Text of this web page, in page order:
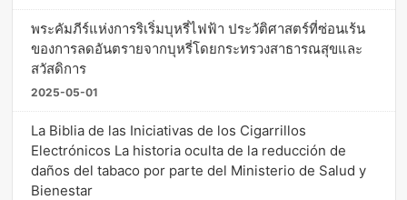
พระคัมภีร์แห่งการริเริ่มบุหรี่ไฟฟ้า ประวัติศาสตร์ที่ซ่อนเร้น
ของการลดอันตรายจากบุหรี่โดยกระทรวงสาธารณสุขและ
สวัสดิการ
2025-05-01
La Biblia de las Iniciativas de los Cigarrillos
Electrónicos La historia oculta de la reducción de
daños del tabaco por parte del Ministerio de Salud y
Bienestar